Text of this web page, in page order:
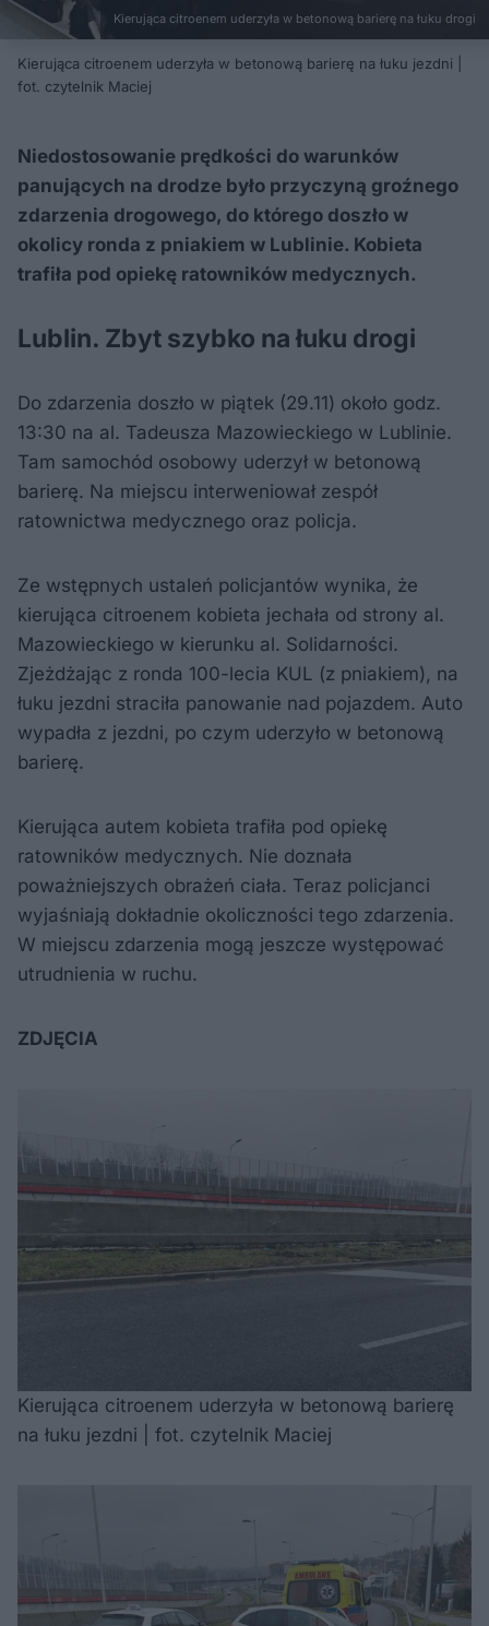
Kierująca citroenem uderzyła w betonową barierę na łuku drogi
Kierująca citroenem uderzyła w betonową barierę na łuku jezdni |
fot. czytelnik Maciej
Niedostosowanie prędkości do warunków
panujących na drodze było przyczyną groźnego
zdarzenia drogowego, do którego doszło w
okolicy ronda z pniakiem w Lublinie. Kobieta
trafiła pod opiekę ratowników medycznych.
Lublin. Zbyt szybko na łuku drogi
Do zdarzenia doszło w piątek (29.11) około godz.
13:30 na al. Tadeusza Mazowieckiego w Lublinie.
Tam samochód osobowy uderzył w betonową
barierę. Na miejscu interweniował zespół
ratownictwa medycznego oraz policja.
Ze wstępnych ustaleń policjantów wynika, że
kierująca citroenem kobieta jechała od strony al.
Mazowieckiego w kierunku al. Solidarności.
Zjeżdżając z ronda 100-lecia KUL (z pniakiem), na
łuku jezdni straciła panowanie nad pojazdem. Auto
wypadła z jezdni, po czym uderzyło w betonową
barierę.
Kierująca autem kobieta trafiła pod opiekę
ratowników medycznych. Nie doznała
poważniejszych obrażeń ciała. Teraz policjanci
wyjaśniają dokładnie okoliczności tego zdarzenia.
W miejscu zdarzenia mogą jeszcze występować
utrudnienia w ruchu.
ZDJĘCIA
Kierująca citroenem uderzyła w betonową barierę
na łuku jezdni | fot. czytelnik Maciej